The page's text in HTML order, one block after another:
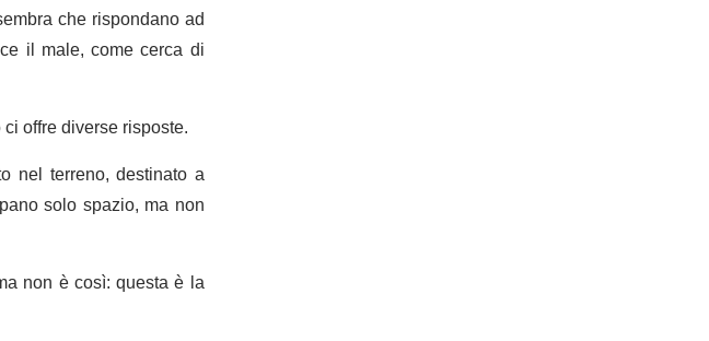
che rispondano ad
il male, come cerca di
offre diverse risposte.
nel terreno, destinato a
solo spazio, ma non
non è così: questa è la